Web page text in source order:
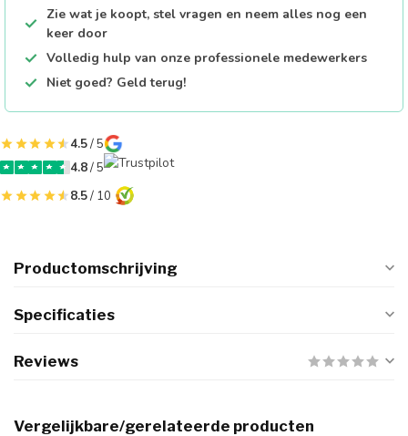
Zie wat je koopt, stel vragen en neem alles nog een
keer door
Volledig hulp van onze professionele medewerkers
Niet goed? Geld terug!
4.5/ 5
4.8/ 5
8.5/ 10
Productomschrijving
Specificaties
Reviews
Vergelijkbare/gerelateerde producten